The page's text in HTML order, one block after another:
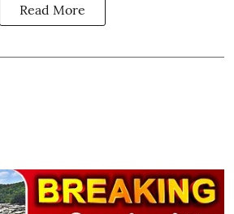
Read More